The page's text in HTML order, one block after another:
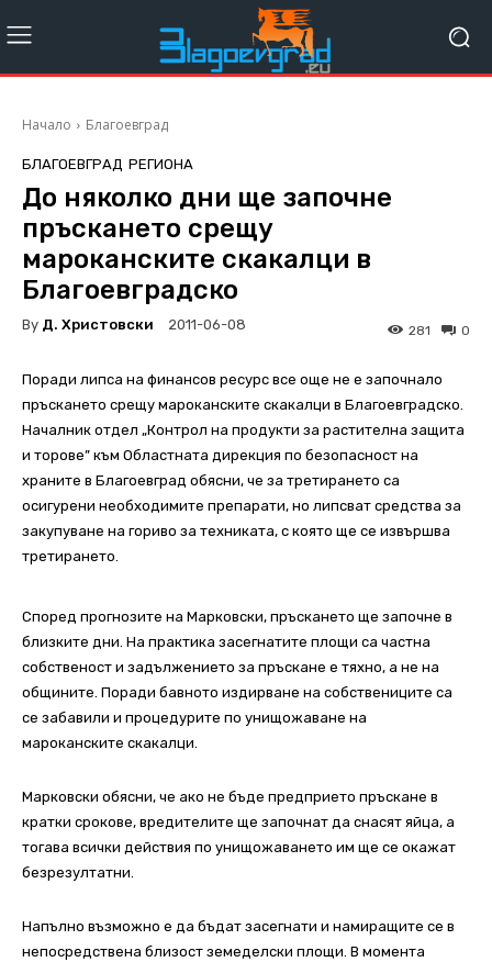
Начало Благоевград
БЛАГОЕВГРАД РЕГИОНА
До няколко дни ще започне
пръскането срещу
мароканските скакалци в
Благоевградско
By Д. Христовски 2011-06-08 0
281
Поради липса на финансов ресурс все още не е започнало
пръскането срещу мароканските скакалци в Благоевградско.
Началник отдел „Контрол на продукти за растителна защита
и торове” към Областната дирекция по безопасност на
храните в Благоевград обясни, че за третирането са
осигурени необходимите препарати, но липсват средства за
закупуване на гориво за техниката, с която ще се извършва
третирането.
Според прогнозите на Марковски, пръскането ще започне в
близките дни. На практика засегнатите площи са частна
собственост и задължението за пръскане е тяхно, а не на
общините. Поради бавното издирване на собствениците са
се забавили и процедурите по унищожаване на
мароканските скакалци.
Марковски обясни, че ако не бъде предприето пръскане в
кратки срокове, вредителите ще започнат да снасят яйца, а
тогава всички действия по унищожаването им ще се окажат
безрезултатни.
Напълно възможно е да бъдат засегнати и намиращите се в
непосредствена близост земеделски площи. В момента